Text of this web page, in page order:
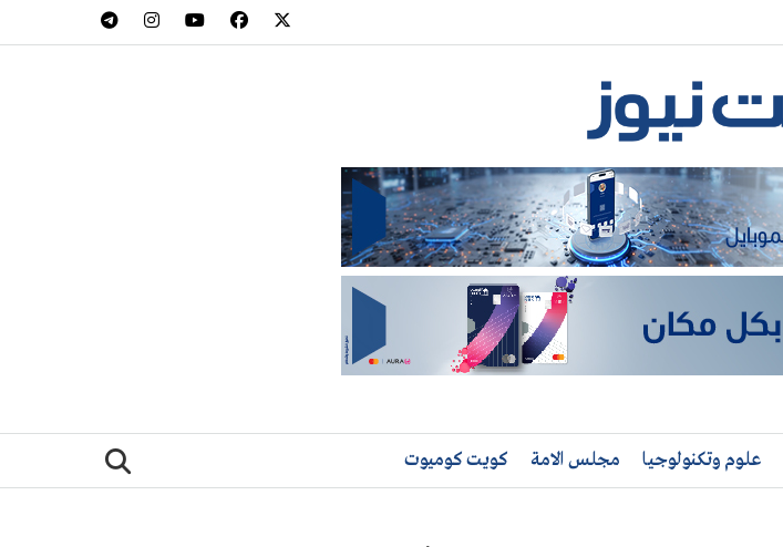
علوم وتكنولوجيا مجلس الامة كويت كوميوت